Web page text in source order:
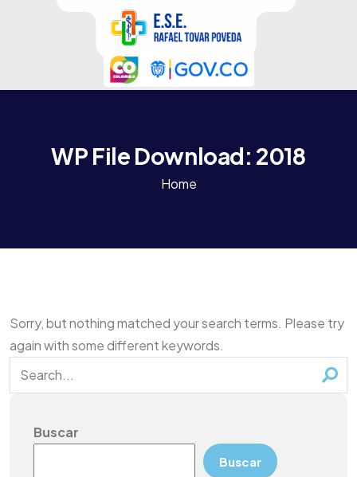
WP File Download: 2018
Home
Sorry, but nothing matched your search terms. Please try
again with some different keywords.
Buscar
Buscar